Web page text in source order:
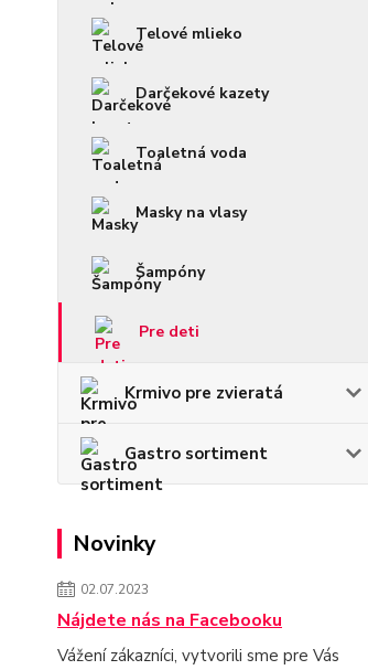
Telové mlieko
Darčekové kazety
Toaletná voda
Masky na vlasy
Šampóny
Pre deti
Krmivo pre zvieratá
Gastro sortiment
Novinky
02.07.2023
Nájdete nás na Facebooku
Vážení zákazníci, vytvorili sme pre Vás